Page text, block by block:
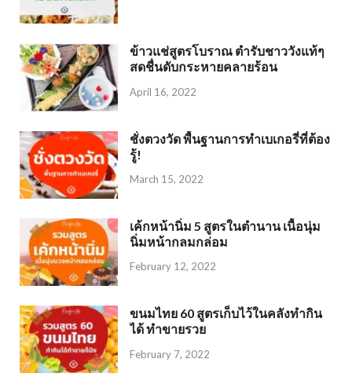
ข้าวแช่สูตรโบราณ ตำรับชาววังแท้ๆ
สดชื่นดับกระหายคลายร้อน
April 16, 2022
ชั่งตวงวัด พื้นฐานการทำเบเกอรี่ที่ต้อง
รู้!
March 15, 2022
เค้กหน้านิ่ม 5 สูตรในตำนาน เนื้อนุ่ม
นิ่มหน้ากลมกล่อม
February 12, 2022
ขนมไทย 60 สูตรเก็บไว้ในคลังทำกิน
ได้ ทำขายรวย
February 7, 2022